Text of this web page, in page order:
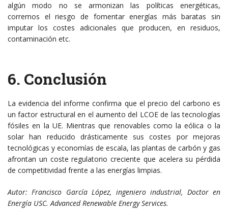
algún modo no se armonizan las políticas energéticas,
corremos el riesgo de fomentar energías más baratas sin
imputar los costes adicionales que producen, en residuos,
contaminación etc.
6. Conclusión
La evidencia del informe confirma que el precio del carbono es
un factor estructural en el aumento del LCOE de las tecnologías
fósiles en la UE. Mientras que renovables como la eólica o la
solar han reducido drásticamente sus costes por mejoras
tecnológicas y economías de escala, las plantas de carbón y gas
afrontan un coste regulatorio creciente que acelera su pérdida
de competitividad frente a las energías limpias.
Autor: Francisco García López, ingeniero industrial, Doctor en
Energía USC. Advanced Renewable Energy Services.